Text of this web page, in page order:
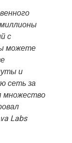
с
можете
и
сеть за
множество
Labs